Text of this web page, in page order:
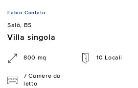
Fabio Contato
Salò, BS
Villa singola
800 mq 10 Locali
7 Camere da
letto